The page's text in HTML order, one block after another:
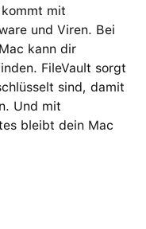
kommt mit
und Viren. Bei
kann dir
FileVault sorgt
sind, damit
Und mit
bleibt dein Mac